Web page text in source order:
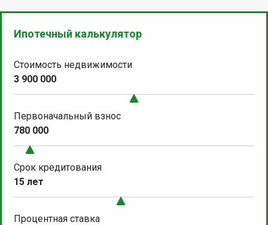
Ипотечный калькулятор
Стоимость недвижимости
3 900 000
Первоначальный взнос
780 000
Срок кредитования
15 лет
Процентная ставка